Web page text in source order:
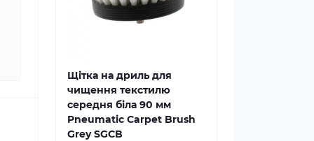
Щітка на дриль для
чищення текстилю
середня біла 90 мм
Pneumatic Carpet Brush
Grey SGCB